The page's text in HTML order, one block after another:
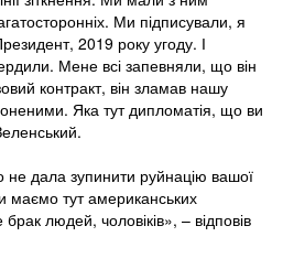
Ми підписували, я
2019 року угоду. І
Мене всі запевняли, що він
контракт, він зламав нашу
Яка тут дипломатія, що ви
дала зупинити руйнацію вашої
маємо тут американських
людей, чоловіків», – відповів